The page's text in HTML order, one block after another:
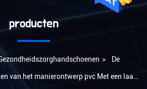
producten
> De
van het manierontwerp pvc Met een laag